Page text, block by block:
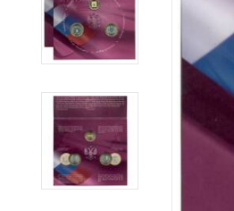
Иностранные монеты
Неофициальные выпуски монет
Античные и средневековые монеты
Наборы монет